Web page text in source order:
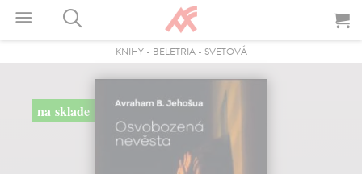
KNIHY- BELETRIA- SVETOVÁ
na sklade